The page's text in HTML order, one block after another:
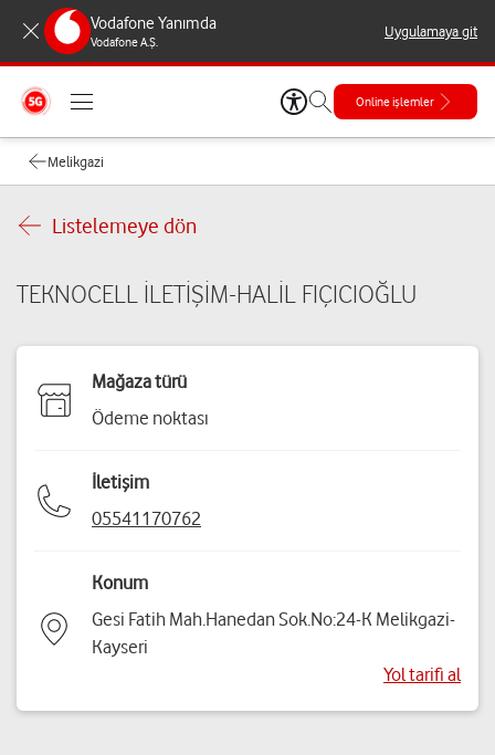
Vodafone Yanımda
Vodafone A.Ş.
Uygulamaya git
Online işlemler
Melikgazi
Listelemeye dön
TEKNOCELL İLETİŞİM-HALİL FIÇICIOĞLU
Mağaza türü
Ödeme noktası
İletişim
05541170762
Konum
Gesi Fatih Mah.Hanedan Sok.No:24-K Melikgazi-
Kayseri
Yol tarifi al